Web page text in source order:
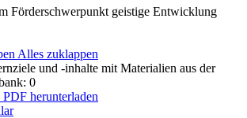
Förderschwerpunkt geistige Entwicklung
Alles zuklappen
und -inhalte mit Materialien aus der
0
herunterladen